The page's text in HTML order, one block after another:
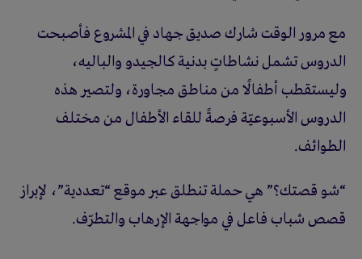
مع مرور الوقت شارك صديق جهاد في المشروع فأصبحت
الدروس تشمل نشاطاتٍ بدنية كالجيدو والباليه،
وليستقطب أطفالًا من مناطق مجاورة، ولتصير هذه
الدروس الأسبوعيّة فرصةً للقاء الأطفال من مختلف
الطوائف.
“شو قصتك؟” هي حملة تنطلق عبر موقع “تعددية”، لإبراز
قصص شباب فاعل في مواجهة الإرهاب والتطرّف.